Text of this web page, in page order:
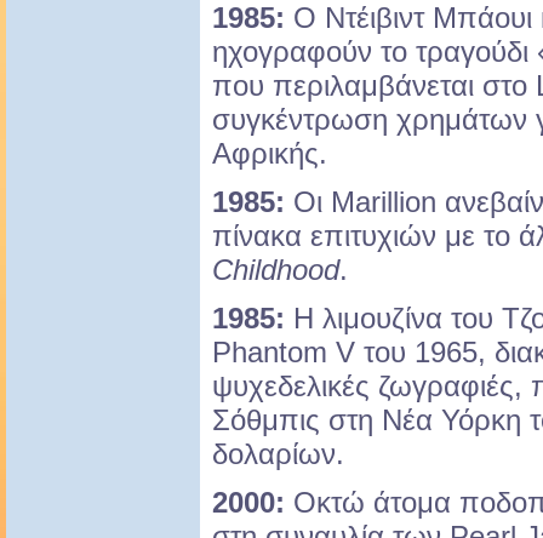
1985: Ο Ντέιβιντ
ηχογραφούν το
που περιλαμβάνεται
συγκέντρωση χρημάτων
Αφρικής.
1985: Οι Marillion
πίνακα επιτυχιών με το
Childhood.
1985: Η λιμουζίνα του
Phantom V του 1965,
ψυχεδελικές ζωγραφιές,
Σόθμπις στη Νέα Υόρκη
δολαρίων.
2000: Οκτώ άτομα